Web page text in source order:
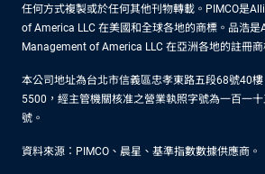
任何方式複製或於任何其他刊物轉載。PIMCO是
of America LLC 在美國和全球各地的商標。品浩是
Management of America LLC 在亞洲各地的註冊
本公司地址為台北市信義區忠孝東路五段68號40
5500，經主管機關核准之營業執照字號為一百一
號。
資料來源：PIMCO、晨星、基準指數數據供應商。